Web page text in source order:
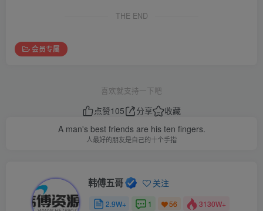
THE END
会员专属
喜欢就支持一下吧
点赞105 分享
收藏
A man's best friends are his ten fingers.
人最好的朋友是自己的十个手指
韩傅五哥 关注
2.9W+ 1 56 3130W+